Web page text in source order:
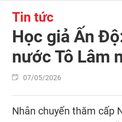
Tin tức
Học giả Ấn
nước Tô Lâm
07/05/2026
Nhân chuyến thăm cấp